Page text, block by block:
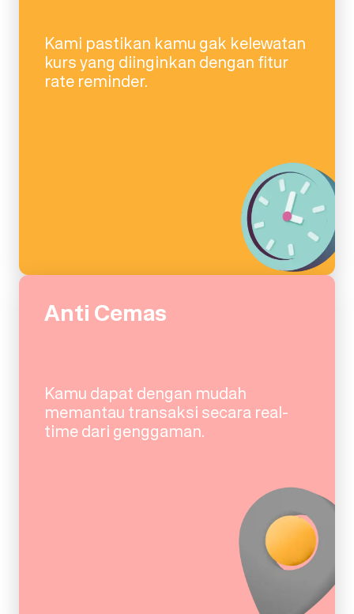
Kami pastikan kamu gak kelewatan
kurs yang diinginkan dengan fitur
rate reminder.
Anti Cemas
Kamu dapat dengan mudah
memantau transaksi secara real-
time dari genggaman.